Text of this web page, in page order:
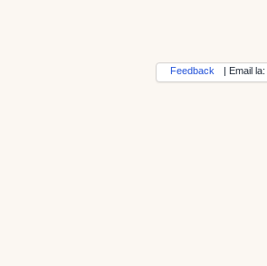
Feedback | Email la: